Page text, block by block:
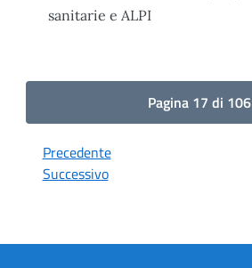
sanitarie e ALPI
Pagina 17 di 106
Precedente
Successivo